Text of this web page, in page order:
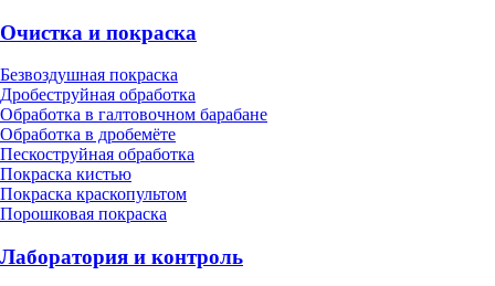
Очистка и покраска
Безвоздушная покраска
Дробеструйная обработка
Обработка в галтовочном барабане
Обработка в дробемёте
Пескоструйная обработка
Покраска кистью
Покраска краскопультом
Порошковая покраска
Лаборатория и контроль